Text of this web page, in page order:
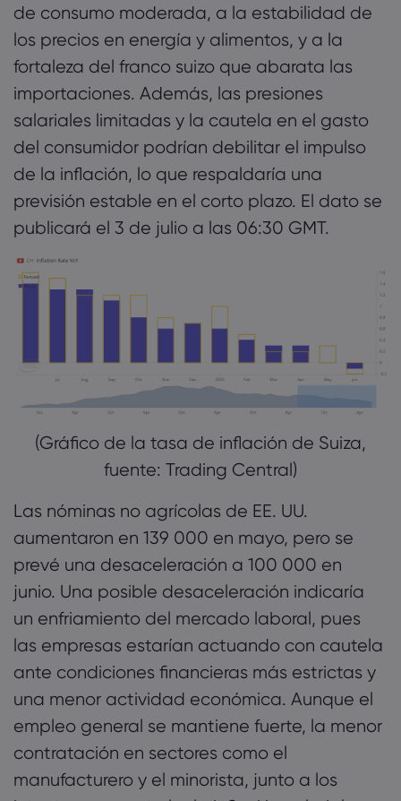
de consumo moderada, a la estabilidad de
los precios en energía y alimentos, y a la
fortaleza del franco suizo que abarata las
importaciones. Además, las presiones
salariales limitadas y la cautela en el gasto
del consumidor podrían debilitar el impulso
de la inflación, lo que respaldaría una
previsión estable en el corto plazo. El dato se
publicará el 3 de julio a las 06:30 GMT.
(Gráfico de la tasa de inflación de Suiza,
fuente: Trading Central)
Las nóminas no agrícolas de EE. UU.
aumentaron en 139 000 en mayo, pero se
prevé una desaceleración a 100 000 en
junio. Una posible desaceleración indicaría
un enfriamiento del mercado laboral, pues
las empresas estarían actuando con cautela
ante condiciones financieras más estrictas y
una menor actividad económica. Aunque el
empleo general se mantiene fuerte, la menor
contratación en sectores como el
manufacturero y el minorista, junto a los